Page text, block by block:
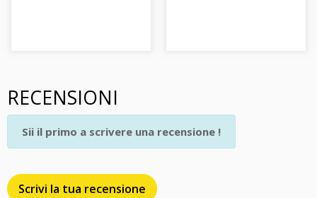
RECENSIONI
Scrivi la tua recensione
Sii il primo a scrivere una recensione !